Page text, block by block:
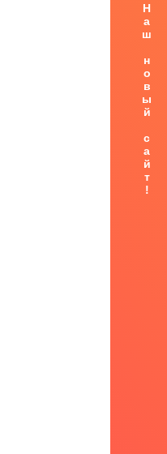
Наш новый сайт!